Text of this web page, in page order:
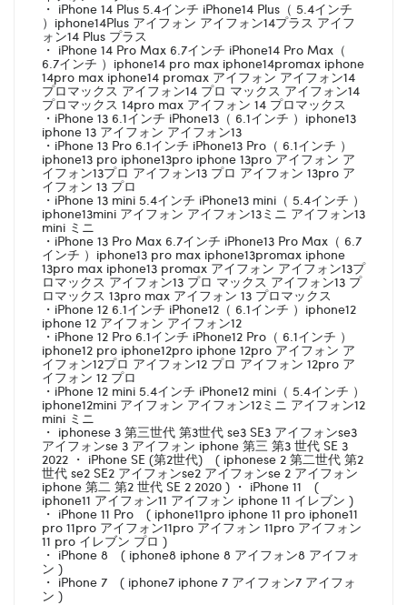
・ iPhone 14 Plus 5.4インチ iPhone14 Plus（ 5.4インチ
）iphone14Plus アイフォン アイフォン14プラス アイフ
ォン14 Plus プラス
・ iPhone 14 Pro Max 6.7インチ iPhone14 Pro Max（
6.7インチ ）iphone14 pro max iphone14promax iphone
14pro max iphone14 promax アイフォン アイフォン14
プロマックス アイフォン14 プロ マックス アイフォン14
プロマックス 14pro max アイフォン 14 プロマックス
・iPhone 13 6.1インチ iPhone13（ 6.1インチ ）iphone13
iphone 13 アイフォン アイフォン13
・iPhone 13 Pro 6.1インチ iPhone13 Pro（ 6.1インチ ）
iphone13 pro iphone13pro iphone 13pro アイフォン ア
イフォン13プロ アイフォン13 プロ アイフォン 13pro ア
イフォン 13 プロ
・iPhone 13 mini 5.4インチ iPhone13 mini（ 5.4インチ ）
iphone13mini アイフォン アイフォン13ミニ アイフォン13
mini ミニ
・iPhone 13 Pro Max 6.7インチ iPhone13 Pro Max（ 6.7
インチ ）iphone13 pro max iphone13promax iphone
13pro max iphone13 promax アイフォン アイフォン13プ
ロマックス アイフォン13 プロ マックス アイフォン13 プ
ロマックス 13pro max アイフォン 13 プロマックス
・iPhone 12 6.1インチ iPhone12（ 6.1インチ ）iphone12
iphone 12 アイフォン アイフォン12
・iPhone 12 Pro 6.1インチ iPhone12 Pro（ 6.1インチ ）
iphone12 pro iphone12pro iphone 12pro アイフォン ア
イフォン12プロ アイフォン12 プロ アイフォン 12pro ア
イフォン 12 プロ
・iPhone 12 mini 5.4インチ iPhone12 mini（ 5.4インチ ）
iphone12mini アイフォン アイフォン12ミニ アイフォン12
mini ミニ
・ iphonese 3 第三世代 第3世代 se3 SE3 アイフォンse3
アイフォンse 3 アイフォン iphone 第三 第3 世代 SE 3
2022 ・ iPhone SE (第2世代) ( iphonese 2 第二世代 第2
世代 se2 SE2 アイフォンse2 アイフォンse 2 アイフォン
iphone 第二 第2 世代 SE 2 2020 ) ・ iPhone 11 (
iphone11 アイフォン11 アイフォン iphone 11 イレブン )
・ iPhone 11 Pro ( iphone11pro iphone 11 pro iphone11
pro 11pro アイフォン11pro アイフォン 11pro アイフォン
11 pro イレブン プロ )
・ iPhone 8 ( iphone8 iphone 8 アイフォン8 アイフォ
ン )
・ iPhone 7 ( iphone7 iphone 7 アイフォン7 アイフォ
ン )